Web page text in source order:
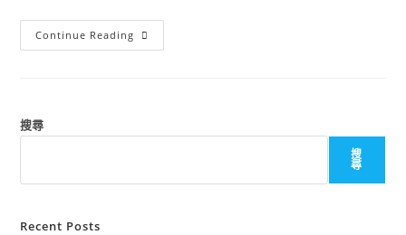
Continue Reading
搜尋
搜
尋
Recent Posts